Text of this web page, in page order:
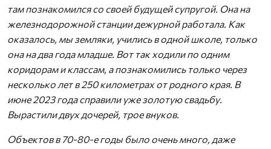
там познакомился со своей будущей супругой. Она на
железнодорожной станции дежурной работала. Как
оказалось, мы земляки, учились в одной школе, только
она на два года младше. Вот так ходили по одним
коридорам и классам, а познакомились только через
несколько лет в 250 километрах от родного края. В
июне 2023 года справили уже золотую свадьбу.
Вырастили двух дочерей, трое внуков.
Объектов в 70-80-е годы было очень много, даже